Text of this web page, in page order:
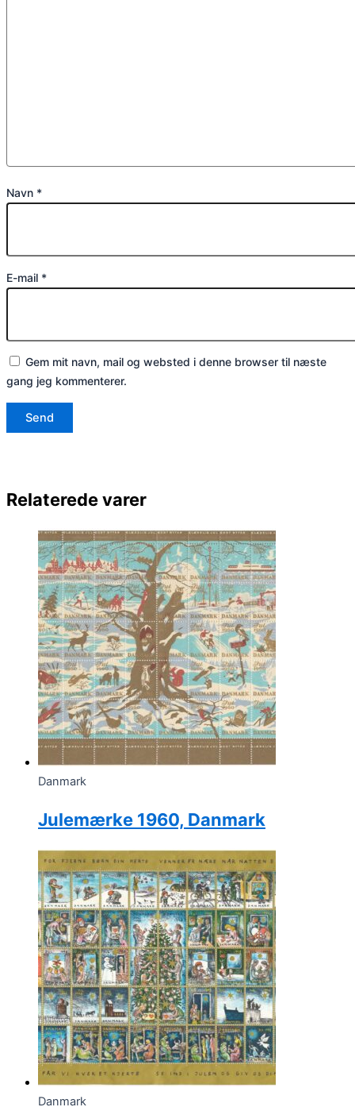
Navn *
E-mail *
Gem mit navn, mail og websted i denne browser til næste
gang jeg kommenterer.
Relaterede varer
Danmark
Julemærke 1960, Danmark
Danmark